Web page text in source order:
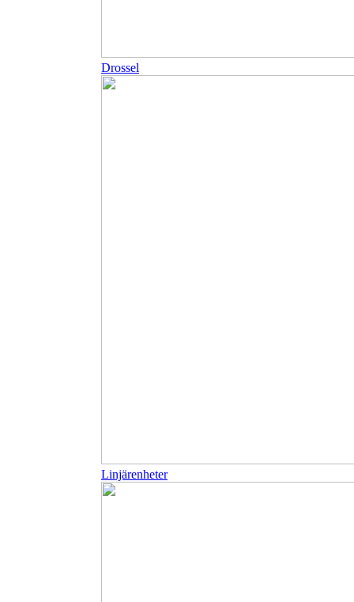
Drossel
Linjärenheter